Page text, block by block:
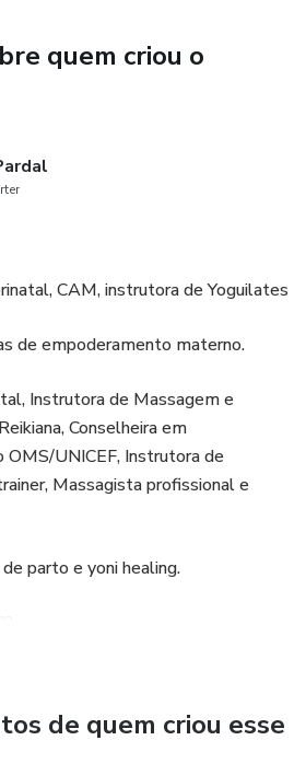
quem criou o
CAM, instrutora de Yoguilates
de empoderamento materno.
Instrutora de Massagem e
Conselheira em
UNICEF, Instrutora de
Massagista profissional e
parto e yoni healing.
às outras mulheres durante a
parto e parto.
de quem criou esse